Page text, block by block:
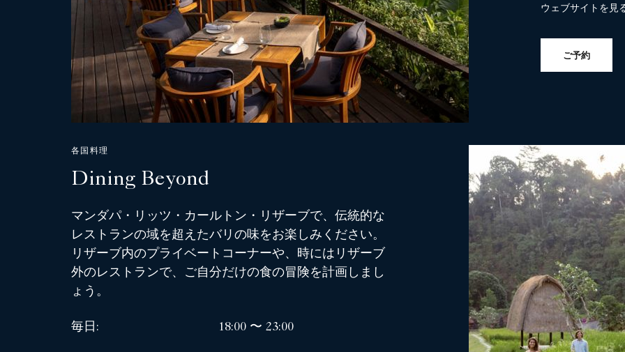
ウェブサイトを見
ご予約
各国料理
Dining Beyond
マンダパ・リッツ・カールトン・リザーブで、伝統的な
レストランの域を超えたバリの味をお楽しみください。
リザーブ内のプライベートコーナーや、時にはリザーブ
外のレストランで、ご自分だけの食の冒険を計画しまし
ょう。
毎日: 18:00 〜 23:00